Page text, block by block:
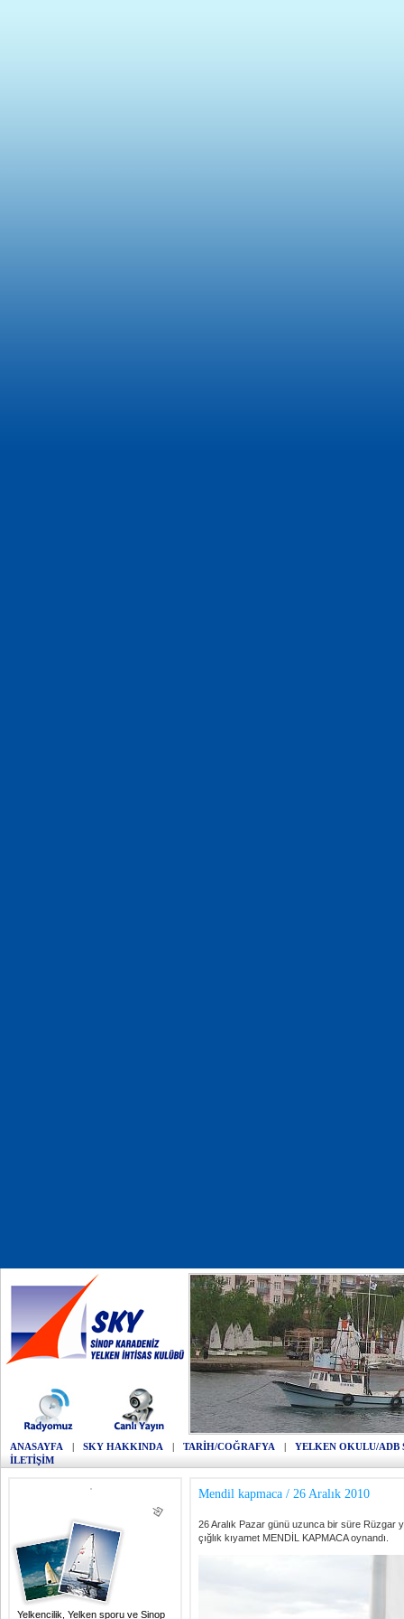
ANASAYFA | SKY HAKKINDA | TARİH/COĞRAFYA |
YELKEN OKULU/ADB
İLETİŞİM
Yelkencilik, Yelken sporu ve Sinop
Mendil kapmaca / 26 Aralık 2010
26 Aralık Pazar günü uzunca bir süre Rüzgar
çığlık kıyamet MENDİL KAPMACA oynandı.